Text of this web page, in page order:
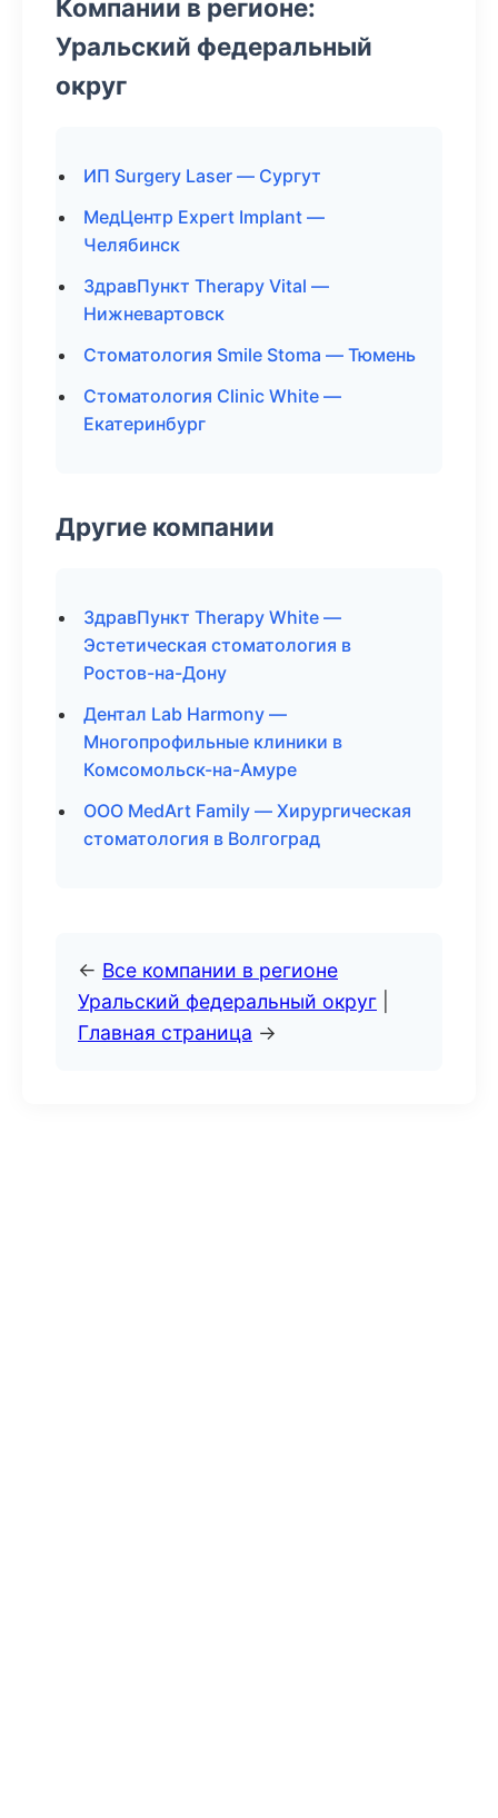
Компании в регионе:
Уральский федеральный
округ
ИП Surgery Laser — Сургут
МедЦентр Expert Implant —
Челябинск
ЗдравПункт Therapy Vital —
Нижневартовск
Стоматология Smile Stoma — Тюмень
Стоматология Clinic White —
Екатеринбург
Другие компании
ЗдравПункт Therapy White —
Эстетическая стоматология в
Ростов-на-Дону
Дентал Lab Harmony —
Многопрофильные клиники в
Комсомольск-на-Амуре
ООО MedArt Family — Хирургическая
стоматология в Волгоград
← Все компании в регионе
Уральский федеральный округ
Главная страница →